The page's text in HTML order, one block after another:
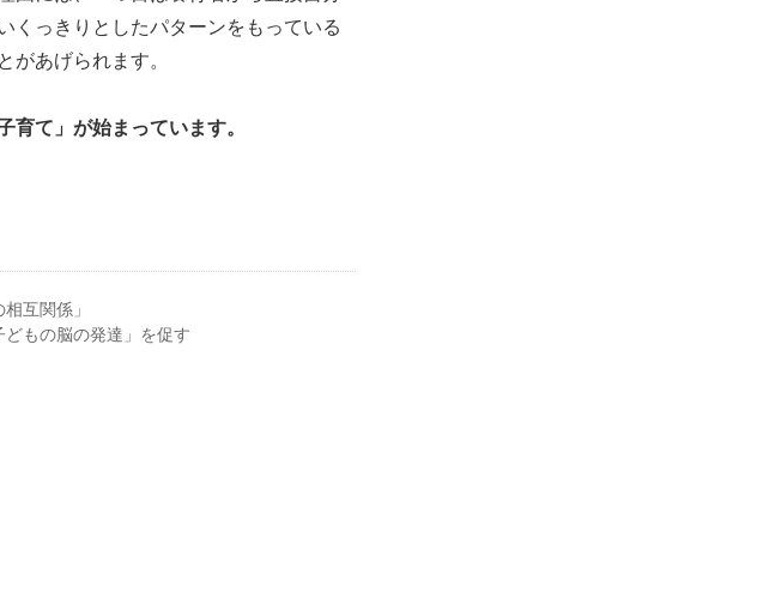
くっきりとしたパターンをもっている
あげられます。
て」が始まっています。
互関係」
もの脳の発達」を促す